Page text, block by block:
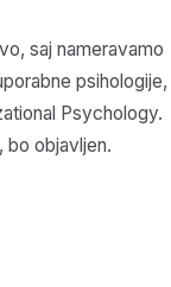
saj nameravamo
psihologije,
Psychology.
bo objavljen.